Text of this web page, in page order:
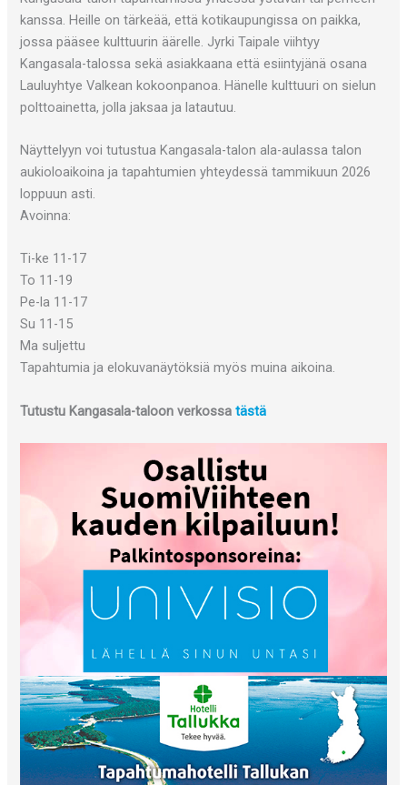
kanssa. Heille on tärkeää, että kotikaupungissa on paikka,
jossa pääsee kulttuurin äärelle. Jyrki Taipale viihtyy
Kangasala-talossa sekä asiakkaana että esiintyjänä osana
Lauluyhtye Valkean kokoonpanoa. Hänelle kulttuuri on sielun
polttoainetta, jolla jaksaa ja latautuu.
Näyttelyyn voi tutustua Kangasala-talon ala-aulassa talon
aukioloaikoina ja tapahtumien yhteydessä tammikuun 2026
loppuun asti.
Avoinna:
Ti-ke 11-17
To 11-19
Pe-la 11-17
Su 11-15
Ma suljettu
Tapahtumia ja elokuvanäytöksiä myös muina aikoina.
Tutustu Kangasala-taloon verkossatästä